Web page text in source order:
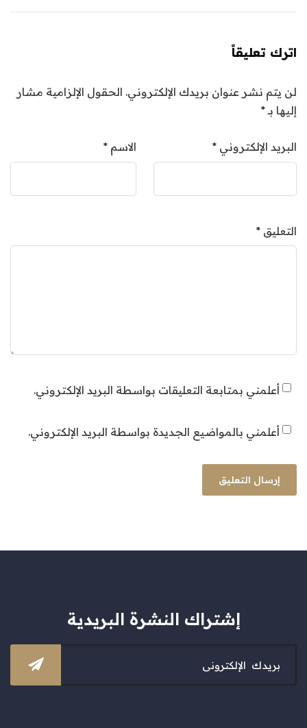
اترك تعليقاً
لن يتم نشر عنوان بريدك الإلكتروني. الحقول الإلزامية مشار
إليها بـ*
الاسم * البريد الإلكتروني *
التعليق *
أعلمني بمتابعة التعليقات بواسطة البريد الإلكتروني.
أعلمني بالمواضيع الجديدة بواسطة البريد الإلكتروني.
إشتراك النشرة البريدية